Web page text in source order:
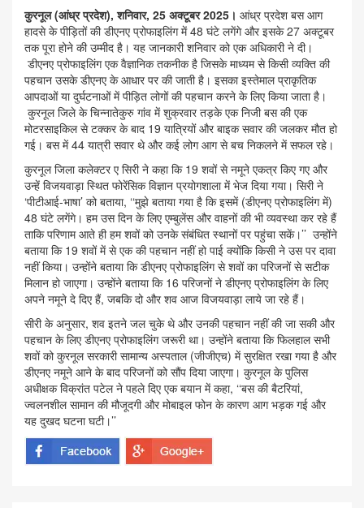
कुरनूल (आंध्र प्रदेश), शनिवार, 25 अक्टूबर 2025। आंध्र प्रदेश बस आग
हादसे के पीड़ितों की डीएनए प्रोफाइलिंग में 48 घंटे लगेंगे और इसके 27 अक्टूबर
तक पूरा होने की उम्मीद है। यह जानकारी शनिवार को एक अधिकारी ने दी।
डीएनए प्रोफाइलिंग एक वैज्ञानिक तकनीक है जिसके माध्यम से किसी व्यक्ति की
पहचान उसके डीएनए के आधार पर की जाती है। इसका इस्तेमाल प्राकृतिक
आपदाओं या दुर्घटनाओं में पीड़ित लोगों की पहचान करने के लिए किया जाता है।
कुरनूल जिले के चिन्नातेकुरु गांव में शुक्रवार तड़के एक निजी बस की एक
मोटरसाइकिल से टक्कर के बाद 19 यात्रियों और बाइक सवार की जलकर मौत हो
गई। बस में 44 यात्री सवार थे और कई लोग आग से बच निकलने में सफल रहे।
कुरनूल जिला कलेक्टर ए सिरी ने कहा कि 19 शवों से नमूने एकत्र किए गए और
उन्हें विजयवाड़ा स्थित फोरेंसिक विज्ञान प्रयोगशाला में भेज दिया गया। सिरी ने
‘पीटीआई-भाषा’ को बताया, ‘‘मुझे बताया गया है कि इसमें (डीएनए प्रोफाइलिंग में)
48 घंटे लगेंगे। हम उस दिन के लिए एम्बुलेंस और वाहनों की भी व्यवस्था कर रहे हैं
ताकि परिणाम आते ही हम शवों को उनके संबंधित स्थानों पर पहुंचा सकें।’’ उन्होंने
बताया कि 19 शवों में से एक की पहचान नहीं हो पाई क्योंकि किसी ने उस पर दावा
नहीं किया। उन्होंने बताया कि डीएनए प्रोफाइलिंग से शवों का परिजनों से सटीक
मिलान हो जाएगा। उन्होंने बताया कि 16 परिजनों ने डीएनए प्रोफाइलिंग के लिए
अपने नमूने दे दिए हैं, जबकि दो और शव आज विजयवाड़ा लाये जा रहे हैं।
सीरी के अनुसार, शव इतने जल चुके थे और उनकी पहचान नहीं की जा सकी और
पहचान के लिए डीएनए प्रोफाइलिंग जरूरी था। उन्होंने बताया कि फिलहाल सभी
शवों को कुरनूल सरकारी सामान्य अस्पताल (जीजीएच) में सुरक्षित रखा गया है और
डीएनए नमूने आने के बाद परिजनों को सौंप दिया जाएगा। कुरनूल के पुलिस
अधीक्षक विक्रांत पटेल ने पहले दिए एक बयान में कहा, ‘‘बस की बैटरियां,
ज्वलनशील सामान की मौजूदगी और मोबाइल फोन के कारण आग भड़क गई और
यह दुखद घटना घटी।’’